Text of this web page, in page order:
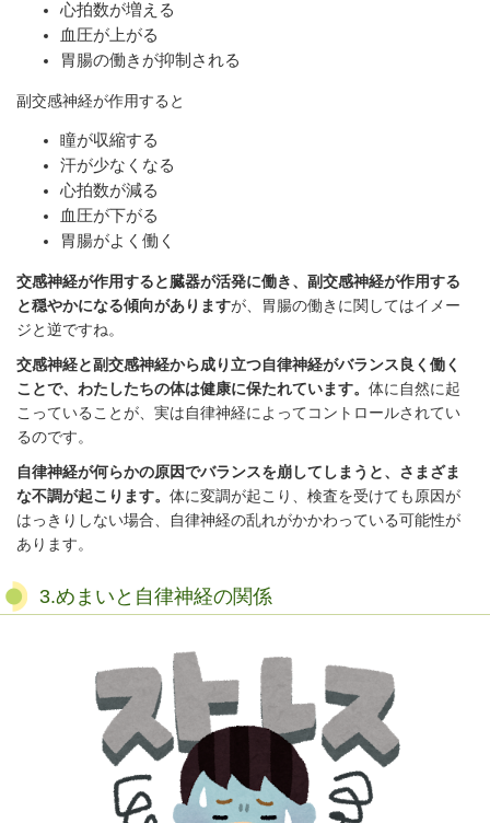
心拍数が増える
血圧が上がる
胃腸の働きが抑制される
副交感神経が作用すると
瞳が収縮する
汗が少なくなる
心拍数が減る
血圧が下がる
胃腸がよく働く
交感神経が作用すると臓器が活発に働き、副交感神経が作用する
と穏やかになる傾向がありますが、胃腸の働きに関してはイメー
ジと逆ですね。
交感神経と副交感神経から成り立つ自律神経がバランス良く働く
ことで、わたしたちの体は健康に保たれています。 体に自然に起
こっていることが、実は自律神経によってコントロールされてい
るのです。
自律神経が何らかの原因でバランスを崩してしまうと、さまざま
な不調が起こります。 体に変調が起こり、検査を受けても原因が
はっきりしない場合、自律神経の乱れがかかわっている可能性が
あります。
3.めまいと自律神経の関係